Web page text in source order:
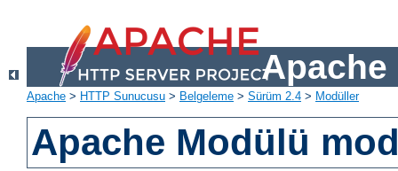
Apache
Apache > HTTP Sunucusu > Belgeleme > Sürüm 2.4 > Modüller
Apache Modülü